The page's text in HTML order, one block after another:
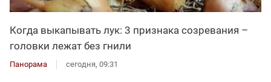
Когда выкапывать лук: 3 признака созревания –
головки лежат без гнили
Панорама сегодня, 09:31